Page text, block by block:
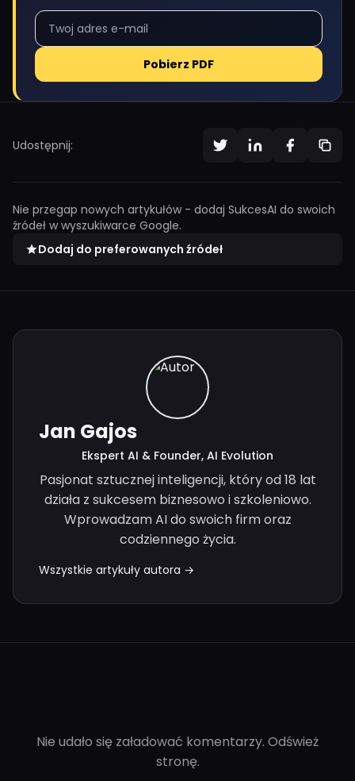
Pobierz PDF
Udostępnij:
Nie przegap nowych artykułów - dodaj SukcesAI do swoich
źródeł w wyszukiwarce Google.
Dodaj do preferowanych źródeł
Jan Gajos
Ekspert AI & Founder, AI Evolution
Pasjonat sztucznej inteligencji, który od 18 lat
działa z sukcesem biznesowo i szkoleniowo.
Wprowadzam AI do swoich firm oraz
codziennego życia.
Wszystkie artykuły autora →
Nie udało się załadować komentarzy. Odśwież
stronę.